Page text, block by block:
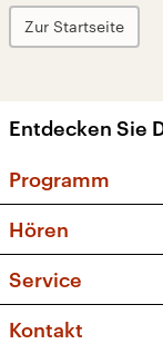
Zur Startseite
Entdecken Sie
Programm
Musikliste
Kakadu –
Hören
Service
FAQ
Kontakt